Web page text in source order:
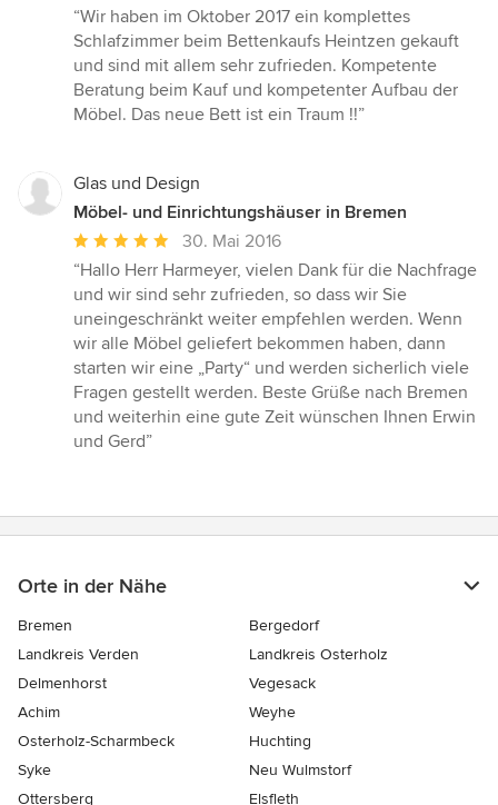
Bewertung:
5
von
5
Sternen
“Wir haben im Oktober 2017 ein komplettes
Schlafzimmer beim Bettenkaufs Heintzen gekauft
und sind mit allem sehr zufrieden. Kompetente
Beratung beim Kauf und kompetenter Aufbau der
Möbel. Das neue Bett ist ein Traum !!”
Glas und Design
Möbel- und Einrichtungshäuser in Bremen
Durchschnittliche
Bewertung:
5
von
5
Sternen
30. Mai 2016
“Hallo Herr Harmeyer, vielen Dank für die Nachfrage
und wir sind sehr zufrieden, so dass wir Sie
uneingeschränkt weiter empfehlen werden. Wenn
wir alle Möbel geliefert bekommen haben, dann
starten wir eine „Party“ und werden sicherlich viele
Fragen gestellt werden. Beste Grüße nach Bremen
und weiterhin eine gute Zeit wünschen Ihnen Erwin
und Gerd”
Orte in der Nähe
Bremen
Bergedorf
Landkreis Verden
Landkreis Osterholz
Delmenhorst
Vegesack
Achim
Weyhe
Osterholz-Scharmbeck
Huchting
Syke
Neu Wulmstorf
Ottersberg
Elsfleth